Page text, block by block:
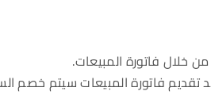
خلال فاتورة المبيعات.
تقديم فاتورة المبيعات سيتم خصم